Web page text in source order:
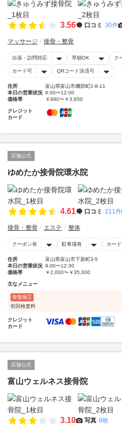
3.56 口コミ 30件
マッサージ 接骨・整骨
出張・訪問対応 早朝OK ク
カード可 QRコード決済可
住所
富山県富山市磯部町2-8-11
本日の営業状況 8:00〜12:00
価格帯
￥980〜￥3,850
クレジット
カード
店舗公式
ゆめたか接骨院環水院
4.61 口コミ 211件
接骨・整骨 エステ 整体
クーポン有 駐車場有 カー
住所
富山県富山市下新町3-5
本日の営業状況 9:00〜12:30
価格帯
￥2,000〜￥35,000
主なメニュー
骨盤矯正
初回検査料
クレジット
カード
店舗公式
富山ウェルネス接骨院
3.10 写真 9枚